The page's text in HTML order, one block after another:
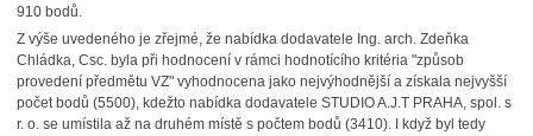
910 bodů.
Z výše uvedeného je zřejmé, že nabídka dodavatele Ing. arch. Zdeňka
Chládka, Csc. byla při hodnocení v rámci hodnotícího kritéria "způsob
provedení předmětu VZ" vyhodnocena jako nejvýhodnější a získala nejvyšší
počet bodů (5500), kdežto nabídka dodavatele STUDIO A.J.T PRAHA, spol. s
r. o. se umístila až na druhém místě s počtem bodů (3410). I když byl tedy